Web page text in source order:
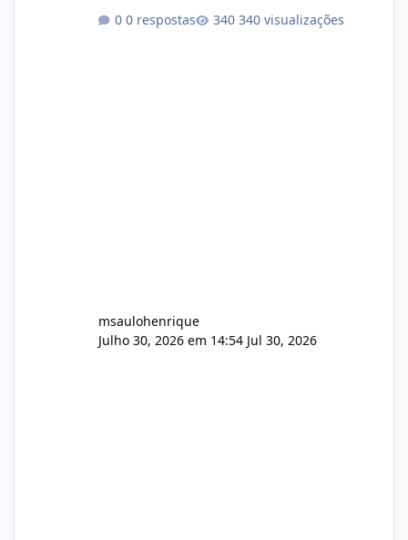
atualmente em circulação e comercialização
0 respostas 340 visualizações
msaulohenrique
Julho 30, 2026 em 14:54 Jul 30, 2026